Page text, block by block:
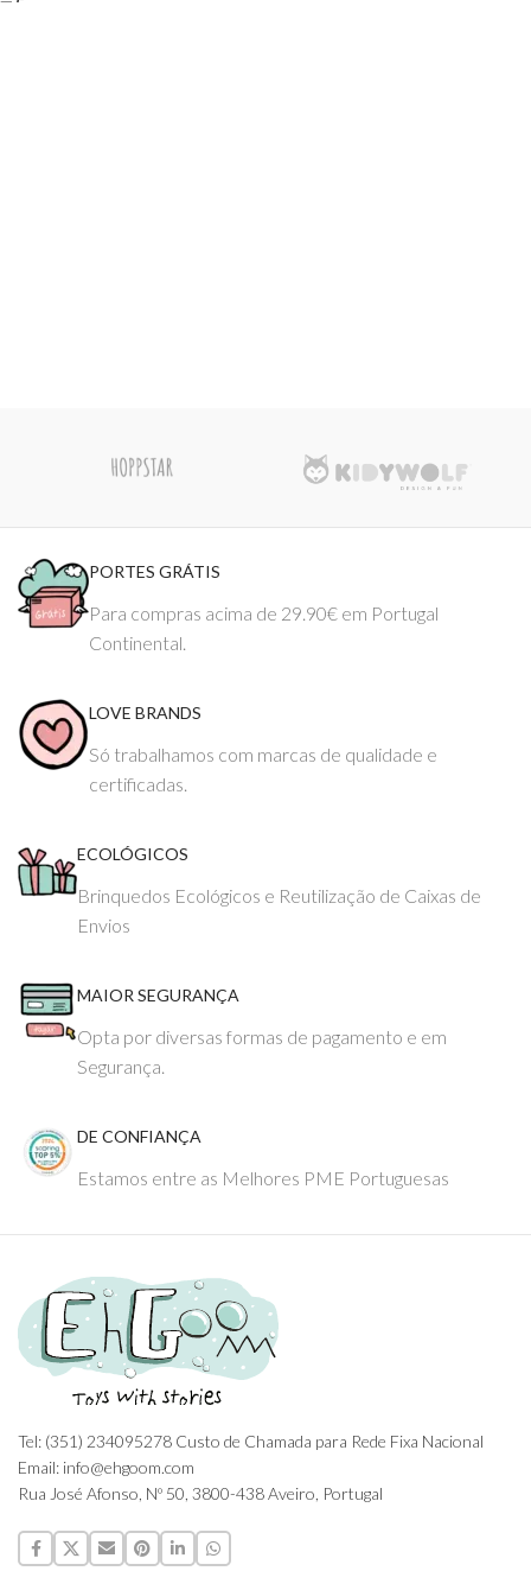
PORTES GRÁTIS
Para compras acima de 29.90€ em Portugal
Continental.
LOVE BRANDS
Só trabalhamos com marcas de qualidade e
certificadas.
ECOLÓGICOS
Brinquedos Ecológicos e Reutilização de Caixas de
Envios
MAIOR SEGURANÇA
Opta por diversas formas de pagamento e em
Segurança.
DE CONFIANÇA
Estamos entre as Melhores PME Portuguesas
Tel: (351) 234095278 Custo de Chamada para Rede Fixa Nacional
Email: info@ehgoom.com
Rua José Afonso, Nº 50, 3800-438 Aveiro, Portugal